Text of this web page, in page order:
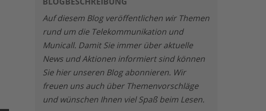
Auf diesem Blog veröffentlichen wir Themen
rund um die Telekommunikation und
Municall. Damit Sie immer über aktuelle
News und Aktionen informiert sind können
Sie hier unseren Blog abonnieren. Wir
freuen uns auch über Themenvorschläge
und wünschen Ihnen viel Spaß beim Lesen.